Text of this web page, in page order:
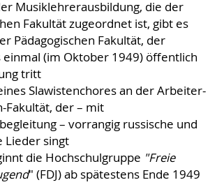
Musiklehrerausbildung, die der
Fakultät zugeordnet ist, gibt es
Pädagogischen Fakultät, der
einmal (im Oktober 1949) öffentlich
tritt
Slawistenchores an der Arbeiter-
Fakultät, der – mit
– vorrangig russische und
Lieder singt
die Hochschulgruppe "Freie
" (FDJ) ab spätestens Ende 1949